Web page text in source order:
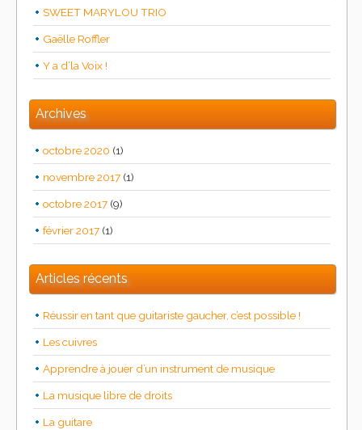
SWEET MARYLOU TRIO
Gaëlle Roffler
Y a d’la Voix !
Archives
octobre 2020 (1)
novembre 2017 (1)
octobre 2017 (9)
février 2017 (1)
Articles récents
Réussir en tant que guitariste gaucher, c’est possible !
Les cuivres
Apprendre à jouer d’un instrument de musique
La musique libre de droits
La guitare